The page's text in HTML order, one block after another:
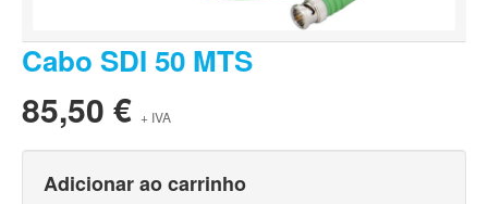
Cabo SDI 50 MTS
85,50 € + IVA
Adicionar ao carrinho